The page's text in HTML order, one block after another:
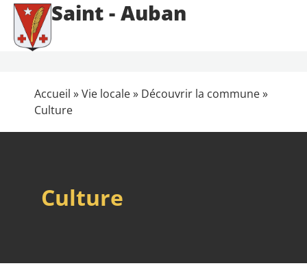
Saint - Auban
Accueil »Vie locale» Découvrir la commune»
Culture
Culture